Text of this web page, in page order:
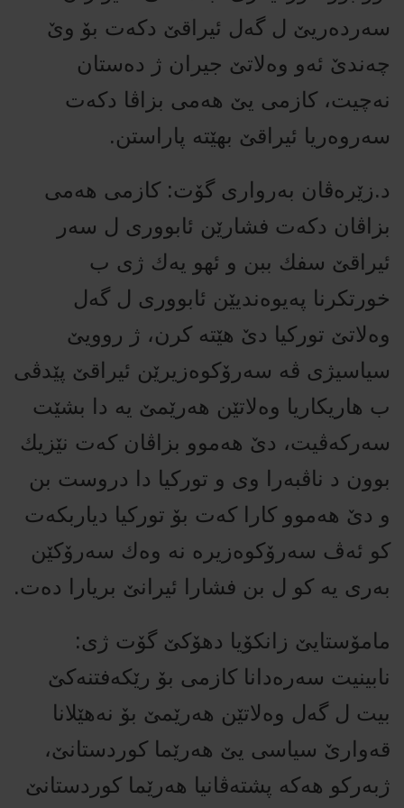
سه‌رده‌ریێ‌ ل گه‌ل ئیراقێ‌ دكه‌ت بۆ وێ‌
چه‌ندێ‌ ئه‌و وه‌لاتێ‌ جیران ژ ده‌ستان
نه‌چیت، كازمی یێ‌ هه‌می بزاڤا دكه‌ت
سه‌روه‌ریا ئیراقێ‌ بهێته‌ پاراستن.
د.زێره‌ڤان به‌رواری گۆت: كازمی هه‌می
بزاڤان دكه‌ت فشارێن ئابووری ل سه‌ر
ئیراقێ‌ سفك ببن و ئهو یه‌ك‌ ژی ب
خورتكرنا په‌یوه‌ندیێن ئابووری ل گه‌ل
وه‌لاتێ‌ توركیا دێ هێته‌ كرن، ژ روویێ‌
سیاسیژى ڤه‌ سه‌رۆكوه‌زیرێن ئیراقێ‌ پێدڤی
ب هاریكاریا وه‌لاتێن هه‌رێمێ‌ یه‌ دا بشێت
سه‌ركه‌ڤیت، دێ‌ هه‌موو بزاڤان كه‌ت نێزیك
بوون د ناڤبه‌را وی و توركیا دا دروست بن
و دێ‌ هه‌موو كارا كه‌ت بۆ توركیا دیاربكه‌ت
كو ئه‌ڤ سه‌رۆكوه‌زیره‌ نه‌ وه‌ك سه‌رۆكێن
به‌ری یه‌ كو ل بن فشارا ئیرانێ‌ بریارا ده‌ت.
مامۆستایێ‌ زانكۆیا دهۆكێ‌ گۆت ژی:
نابینیت سه‌ره‌دانا كازمى بۆ رێكه‌فتنه‌كێ‌
بیت ل گه‌ل وه‌لاتێن هه‌رێمێ‌ بۆ نه‌هێلانا
قه‌وارێ‌ سیاسی یێ‌ هه‌رێما كوردستانێ،‌
ژبه‌ركو هه‌كه‌ پشته‌ڤانیا هه‌رێما كوردستانێ‌